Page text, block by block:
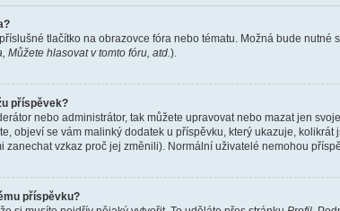
tlačítko na obrazovce fóra nebo tématu. Možná bude
Můžete hlasovat v tomto fóru, atd. ).
příspěvek?
nebo administrátor, tak můžete upravovat nebo mazat jen
objeví se vám malinký dodatek u příspěvku, který ukazuje,
zanechat vzkaz proč jej změnili). Normální uživatelé nemohou
příspěvku?